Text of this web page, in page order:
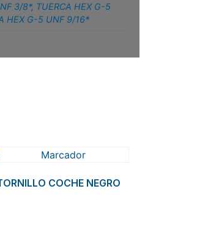
3/8*, TUERCA HEX G-5
HEX G-5 UNF 9/16*
COCHE NEGRO